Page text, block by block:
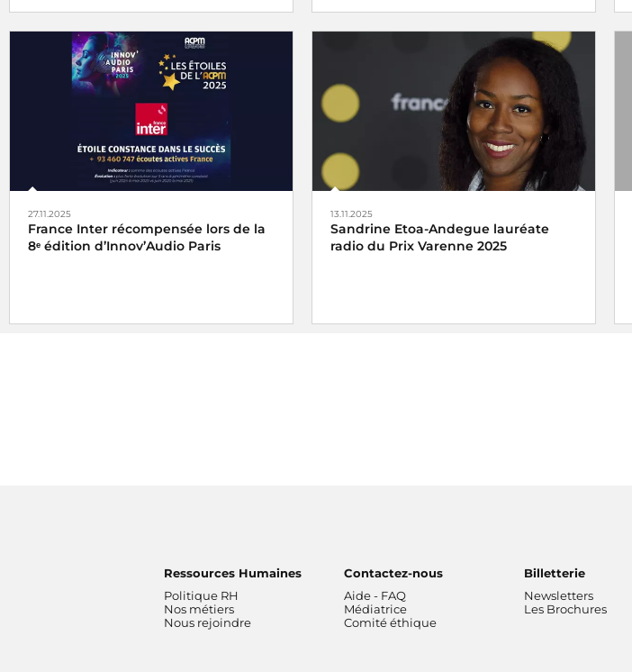
La cellule investigation de Radio France
récompensée aux Assises du journalisme
Grand Prix AFJA du Journalisme
Agricole et Agroalimentaire 2025
catégorie audiovisuelle a été décerné
vendredi 6 juin 2025 à
Mariam El Kurdi
pour son reportageVendanges en
Champagne, dans l’envers du décor
27.11.2025
France Inter récompensée lors de la
8ᵉ édition d’Innov’Audio Paris
13.11.2025
Sandrine Etoa-Andegue lauréate
radio du Prix Varenne 2025
Ressources Humaines
Politique RH
Nos métiers
Nous rejoindre
Contactez-nous
Aide - FAQ
Médiatrice
Comité éthique
Billetterie
Newsletters
Les Brochures